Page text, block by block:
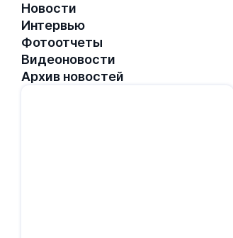
Новости
Интервью
Фотоотчеты
Видеоновости
Архив новостей